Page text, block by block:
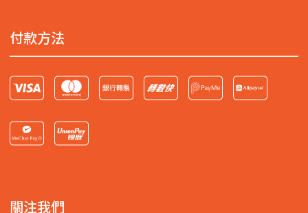
付款方法
關注我們